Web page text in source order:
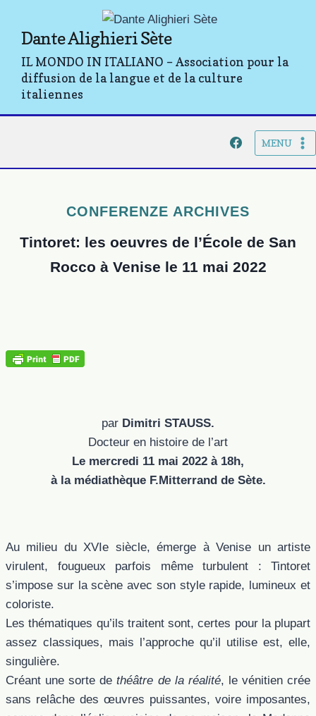
contenuDante Alighieri Sète
IL MONDO IN ITALIANO – Association pour la
diffusion de la langue et de la culture
italiennes
MENU
CONFERENZE ARCHIVES
Tintoret: les oeuvres de l’École de San
Rocco à Venise le 11 mai 2022
par Dimitri STAUSS.
Docteur en histoire de l’art
Le mercredi 11 mai 2022 à 18h,
à la médiathèque F.Mitterrand de Sète.
Au milieu du XVIe siècle, émerge à Venise un artiste
virulent, fougueux parfois même turbulent : Tintoret
s’impose sur la scène avec son style rapide, lumineux et
coloriste.
Les thématiques qu’ils traitent sont, certes pour la plupart
assez classiques, mais l’approche qu’il utilise est, elle,
singulière.
Créant une sorte dethéâtre de la réalité, le vénitien crée
sans relâche des œuvres puissantes, voire imposantes,